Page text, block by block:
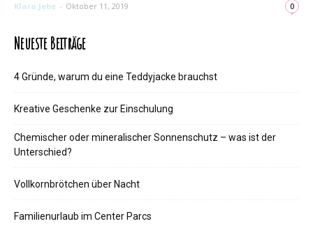
Klara Jebe - Oktober 11, 2019 0
Neueste Beiträge
4 Gründe, warum du eine Teddyjacke brauchst
Kreative Geschenke zur Einschulung
Chemischer oder mineralischer Sonnenschutz – was ist der
Unterschied?
Vollkornbrötchen über Nacht
Familienurlaub im Center Parcs